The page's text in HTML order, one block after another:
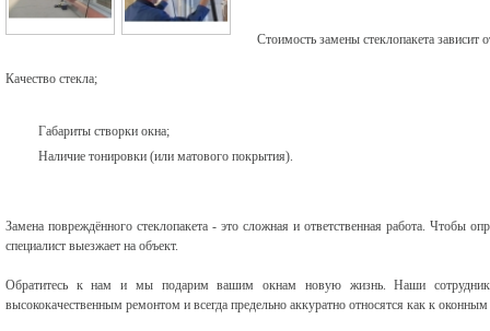
Стоимость замены стеклопакета
Качество стекла;
Габариты створки окна;
Наличие тонировки (или матового покрытия).
Замена повреждённого стеклопакета - это сложная и ответственная работа. Чтобы
специалист выезжает на объект.
Обратитесь к нам и мы подарим вашим окнам новую жизнь. Наши
высококачественным ремонтом и всегда предельно аккуратно относятся как к